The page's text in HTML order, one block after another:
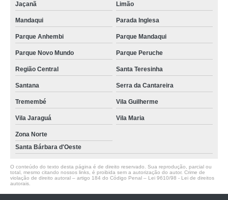
Jaçanã Limão
Mandaqui Parada Inglesa
Parque Anhembi Parque Mandaqui
Parque Novo Mundo Parque Peruche
Região Central Santa Teresinha
Santana Serra da Cantareira
Tremembé Vila Guilherme
Vila Jaraguá Vila Maria
Zona Norte
Santa Bárbara d'Oeste
O conteúdo do texto desta página é de direito reservado. Sua reprodução, parcial ou
total, mesmo citando nossos links, é proibida sem a autorização do autor. Crime de
violação de direito autoral – artigo 184 do Código Penal – Lei 9610/98 - Lei de direitos
autorais